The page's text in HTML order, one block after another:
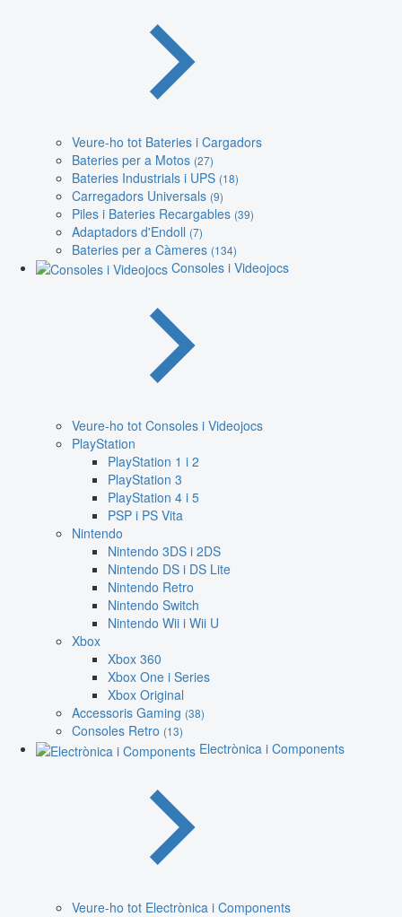
Veure-ho tot Bateries i Cargadors
Bateries per a Motos (27)
Bateries Industrials i UPS (18)
Carregadors Universals (9)
Piles i Bateries Recargables (39)
Adaptadors d'Endoll (7)
Bateries per a Càmeres (134)
Consoles i Videojocs
Veure-ho tot Consoles i Videojocs
PlayStation
PlayStation 1 i 2
PlayStation 3
PlayStation 4 i 5
PSP i PS Vita
Nintendo
Nintendo 3DS i 2DS
Nintendo DS i DS Lite
Nintendo Retro
Nintendo Switch
Nintendo Wii i Wii U
Xbox
Xbox 360
Xbox One i Series
Xbox Original
Accessoris Gaming (38)
Consoles Retro (13)
Electrònica i Components
Veure-ho tot Electrònica i Components